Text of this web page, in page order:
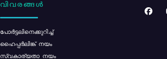
വിവരങ്ങൾ
പോര്‍ട്ടലിനെക്കുറിച്ച്
ഹൈപ്പർലിങ്ക് നയം
സ്വകാര്യതാ നയം